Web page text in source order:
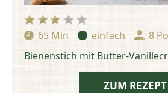
Zubereitungszeit:
65 Min Schwierigkeit:
einfach
8
Bienenstich mit Butter-
ZUM REZEPT